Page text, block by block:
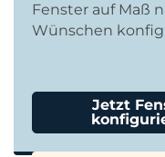
Fenster auf Maß
Wünschen
Jetzt